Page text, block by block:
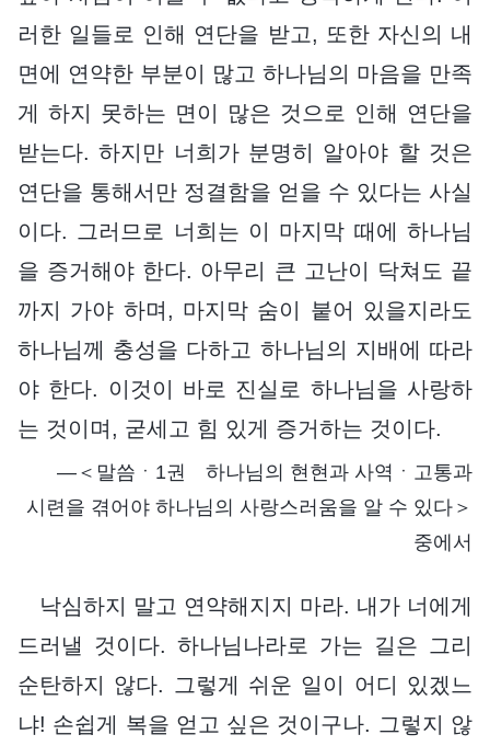
러한 일들로 인해 연단을 받고, 또한 자신의 내
면에 연약한 부분이 많고 하나님의 마음을 만족
게 하지 못하는 면이 많은 것으로 인해 연단을
받는다. 하지만 너희가 분명히 알아야 할 것은
연단을 통해서만 정결함을 얻을 수 있다는 사실
이다. 그러므로 너희는 이 마지막 때에 하나님
을 증거해야 한다. 아무리 큰 고난이 닥쳐도 끝
까지 가야 하며, 마지막 숨이 붙어 있을지라도
하나님께 충성을 다하고 하나님의 지배에 따라
야 한다. 이것이 바로 진실로 하나님을 사랑하
는 것이며, 굳세고 힘 있게 증거하는 것이다.
―＜말씀ㆍ1권 하나님의 현현과 사역ㆍ고통과
시련을 겪어야 하나님의 사랑스러움을 알 수 있다＞
중에서
낙심하지 말고 연약해지지 마라. 내가 너에게
드러낼 것이다. 하나님나라로 가는 길은 그리
순탄하지 않다. 그렇게 쉬운 일이 어디 있겠느
냐! 손쉽게 복을 얻고 싶은 것이구나. 그렇지 않